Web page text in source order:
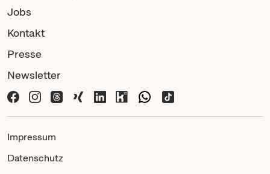
Jobs
Kontakt
Presse
Newsletter
Impressum
Datenschutz